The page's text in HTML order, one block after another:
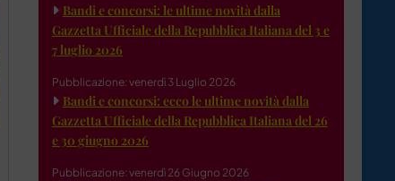
Bandi e concorsi: le ultime novità dalla
Gazzetta Ufficiale della Repubblica Italiana del 3 e
7 luglio 2026
Pubblicazione: venerdì 3 Luglio 2026
Bandi e concorsi: ecco le ultime novità dalla
Gazzetta Ufficiale della Repubblica Italiana del 26
e 30 giugno 2026
Pubblicazione: venerdì 26 Giugno 2026